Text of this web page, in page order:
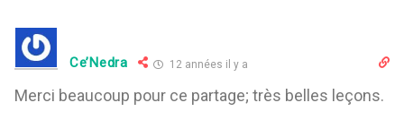
Ce’Nedra 12 années il y a
Merci beaucoup pour ce partage; très belles leçons.